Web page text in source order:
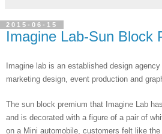
2015-06-15
Imagine Lab-Sun Block
Imagine lab is an established design
marketing design, event production and
The sun block premium that Imagine Lab
and is decorated with a figure of a pair of
on a Mini automobile, customers felt like